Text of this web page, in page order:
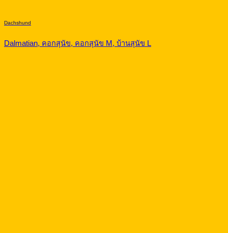
Dachshund
Dalmatian, คอกสุนัข, คอกสุนัข M, บ้านสุนัข L